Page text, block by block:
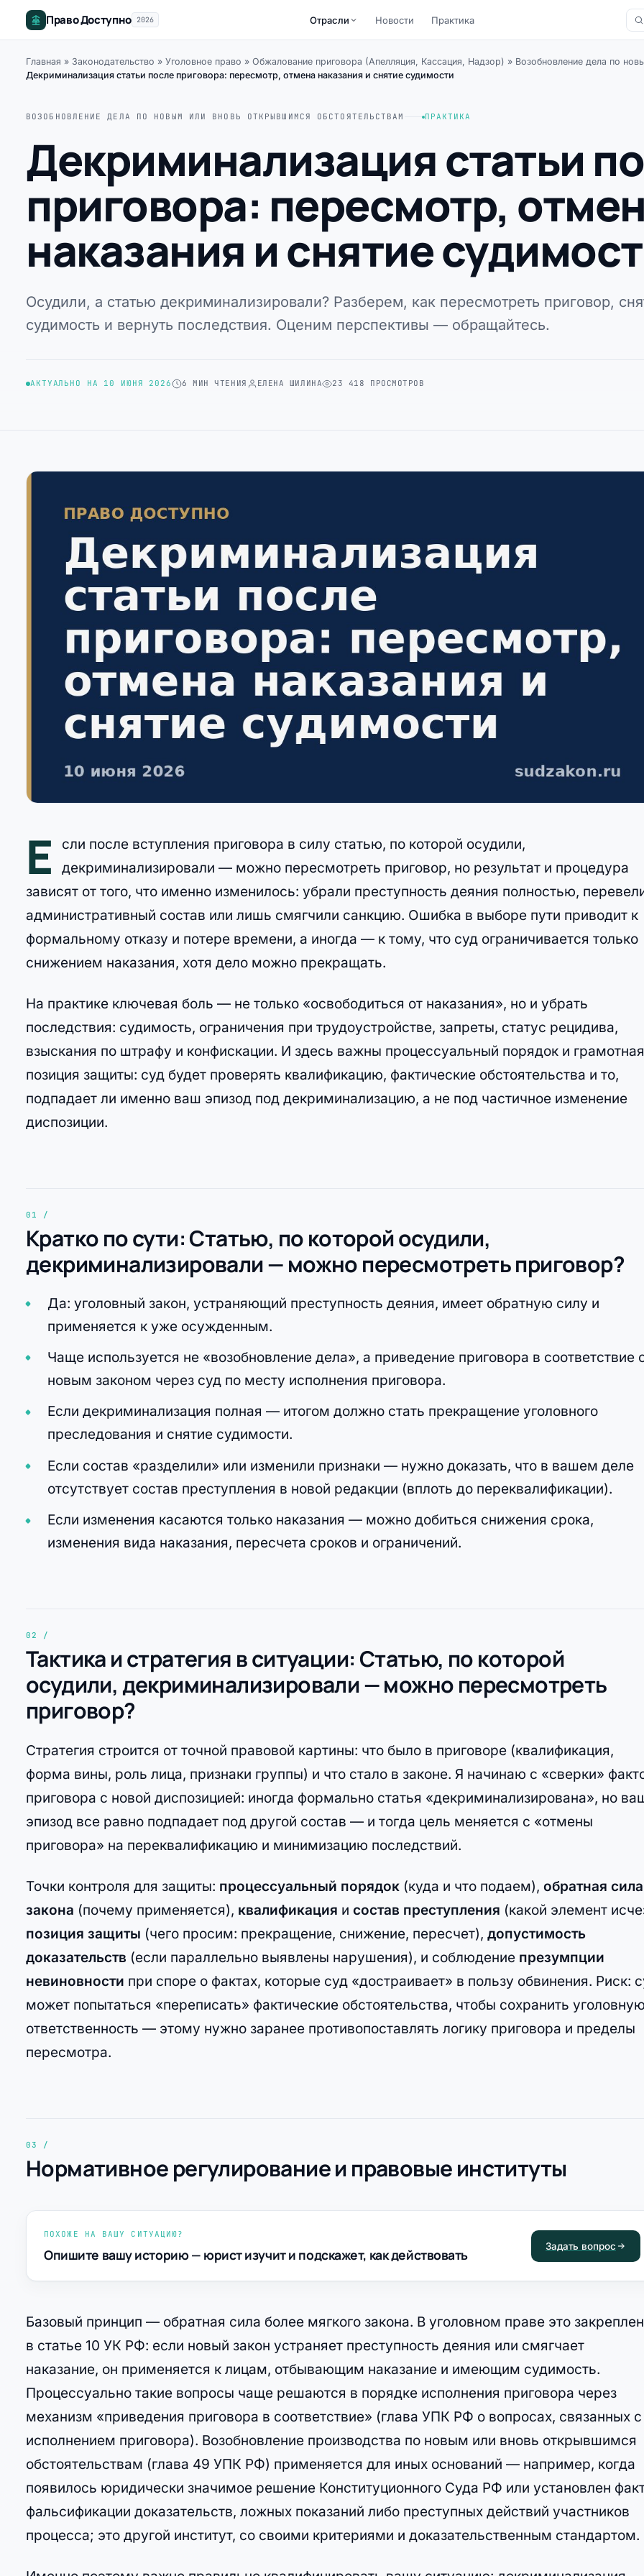
Право Доступно 2026 Отрасли Новости Практика
Главная » Законодательство » Уголовное право » Обжалование приговора (Апелляция, Кассация, Надзор) » Возобновление дела по
Декриминализация статьи после приговора: пересмотр, отмена наказания и снятие судимости
ВОЗОБНОВЛЕНИЕ ДЕЛА ПО НОВЫМ ИЛИ ВНОВЬ ОТКРЫВШИМСЯ ОБСТОЯТЕЛЬСТВАМ ПРАКТИКА
Декриминализация статьи
приговора: пересмотр,
наказания и снятие
Осудили, а статью декриминализировали? Разберем, как пересмотреть приговор,
судимость и вернуть последствия. Оценим перспективы — обращайтесь.
АКТУАЛЬНО НА 10 ИЮНЯ 2026 6 МИН ЧТЕНИЯ ЕЛЕНА ШИЛИНА 23 418 ПРОСМОТРОВ
Е
сли после вступления приговора в силу статью, по которой осудили,
декриминализировали — можно пересмотреть приговор, но результат и процедура
зависят от того, что именно изменилось: убрали преступность деяния полностью,
административный состав или лишь смягчили санкцию. Ошибка в выборе пути приводит к
формальному отказу и потере времени, а иногда — к тому, что суд ограничивается только
снижением наказания, хотя дело можно прекращать.
На практике ключевая боль — не только «освободиться от наказания», но и убрать
последствия: судимость, ограничения при трудоустройстве, запреты, статус рецидива,
взыскания по штрафу и конфискации. И здесь важны процессуальный порядок и грамотная
позиция защиты: суд будет проверять квалификацию, фактические обстоятельства и то,
подпадает ли именно ваш эпизод под декриминализацию, а не под частичное изменение
диспозиции.
Кратко по сути: Статью, по которой осудили,
декриминализировали — можно пересмотреть приговор?
Да: уголовный закон, устраняющий преступность деяния, имеет обратную силу и
применяется к уже осужденным.
Чаще используется не «возобновление дела», а приведение приговора в соответствие
новым законом через суд по месту исполнения приговора.
Если декриминализация полная — итогом должно стать прекращение уголовного
преследования и снятие судимости.
Если состав «разделили» или изменили признаки — нужно доказать, что в вашем деле
отсутствует состав преступления в новой редакции (вплоть до переквалификации).
Если изменения касаются только наказания — можно добиться снижения срока,
изменения вида наказания, пересчета сроков и ограничений.
Тактика и стратегия в ситуации: Статью, по которой
осудили, декриминализировали — можно пересмотреть
приговор?
Стратегия строится от точной правовой картины: что было в приговоре (квалификация,
форма вины, роль лица, признаки группы) и что стало в законе. Я начинаю с «сверки»
приговора с новой диспозицией: иногда формально статья «декриминализирована», но
эпизод все равно подпадает под другой состав — и тогда цель меняется с «отмены
приговора» на переквалификацию и минимизацию последствий.
Точки контроля для защиты: процессуальный порядок (куда и что подаем), обратная сила
закона (почему применяется), квалификация и состав преступления (какой элемент
позиция защиты (чего просим: прекращение, снижение, пересчет), допустимость
доказательств (если параллельно выявлены нарушения), и соблюдение презумпции
невиновности при споре о фактах, которые суд «достраивает» в пользу обвинения. Риск:
может попытаться «переписать» фактические обстоятельства, чтобы сохранить
ответственность — этому нужно заранее противопоставлять логику приговора и пределы
пересмотра.
Нормативное регулирование и правовые институты
ПОХОЖЕ НА ВАШУ СИТУАЦИЮ?
Опишите вашу историю — юрист изучит и подскажет, как действовать
Задать вопрос
Базовый принцип — обратная сила более мягкого закона. В уголовном праве это
в статье 10 УК РФ: если новый закон устраняет преступность деяния или смягчает
наказание, он применяется к лицам, отбывающим наказание и имеющим судимость.
Процессуально такие вопросы чаще решаются в порядке исполнения приговора через
механизм «приведения приговора в соответствие» (глава УПК РФ о вопросах, связанных с
исполнением приговора). Возобновление производства по новым или вновь открывшимся
обстоятельствам (глава 49 УПК РФ) применяется для иных оснований — например, когда
появилось юридически значимое решение Конституционного Суда РФ или установлен
фальсификации доказательств, ложных показаний либо преступных действий участников
процесса; это другой институт, со своими критериями и доказательственным стандартом.